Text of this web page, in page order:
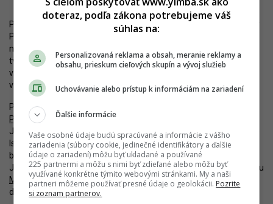
Panoráma centrálnej Bratislavy sa tak bude ďalej zahusťovať. Sky
Park Tower síce nie je výrazne vyšší ako iné okolité veže a rozdiel
na úrovni 15 metrov bude postrehnuteľný len minimálne, svojim
tvarom a výzorom by však mala táto budova vynikať. Dôležitejšie
však bude jej vyznenie v kontexte ďalšej výškovej zástavby, ktorá
v lokalite vzniká alebo vznikne.
Prakticky v jednej línii so Sky Park Tower už totiž stojí jedna z veží
Panorama Towersa vo výstavbe je mrakodrap
J&T Real Estate. Z východnej strany sa zas plánuje výstavba veže
Ister Tower a projektu Portum, na východnej strane Košickej zas
bude 141 metrov vysoká veža vpokračovaní Klingerky
JTRE. V priebehu najbližších mesiacov sa spustí realizácia projektu
Metropolisod Mint Investments. Nové veže do územia určite
doplní aj HB Reavis.
doteraz, podľa zákona potrebujeme váš
súhlas na:
Personalizovaná reklama a obsah, meranie reklamy a
obsahu, prieskum cieľových skupín a vývoj služieb
Uchovávanie alebo prístup k informáciám na zariadení
Ďalšie informácie
Vaše osobné údaje budú spracúvané a informácie z vášho
zariadenia (súbory cookie, jedinečné identifikátory a ďalšie
údaje o zariadení) môžu byť ukladané a používané
225 partnermi a môžu s nimi byť zdieľané alebo môžu byť
využívané konkrétne týmito webovými stránkami. My a naši
partneri môžeme používať presné údaje o geolokácii. Pozrite
si zoznam partnerov.